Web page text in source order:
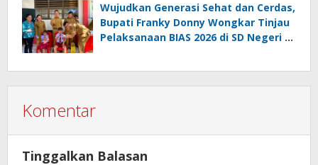
Wujudkan Generasi Sehat dan Cerdas,
Bupati Franky Donny Wongkar Tinjau
Pelaksanaan BIAS 2026 di SD Negeri 2
Komentar
Tinggalkan Balasan